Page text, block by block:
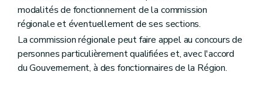
Sous-section 3 Du dossier de village de vacances
Art. 143
Section 3
Sous-section première Des dispositions générales
Art. 144
Sous-section 2 Des conditions d'établissement et de lotissement d'un parc résidentiel de week-end
modalités de fonctionnement de la commission
régionale et éventuellement de ses sections.
La commission régionale peut faire appel au concours de
personnes particulièrement qualifiées et, avec l'accord
du Gouvernement, à des fonctionnaires de la Région.